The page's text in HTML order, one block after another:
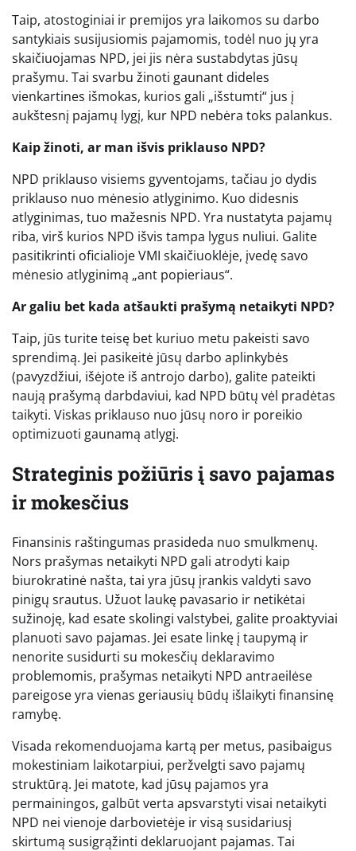
Taip, atostoginiai ir premijos yra laikomos su darbo
santykiais susijusiomis pajamomis, todėl nuo jų yra
skaičiuojamas NPD, jei jis nėra sustabdytas jūsų
prašymu. Tai svarbu žinoti gaunant dideles
vienkartines išmokas, kurios gali „išstumti“ jus į
aukštesnį pajamų lygį, kur NPD nebėra toks palankus.
Kaip žinoti, ar man išvis priklauso NPD?
NPD priklauso visiems gyventojams, tačiau jo dydis
priklauso nuo mėnesio atlyginimo. Kuo didesnis
atlyginimas, tuo mažesnis NPD. Yra nustatyta pajamų
riba, virš kurios NPD išvis tampa lygus nuliui. Galite
pasitikrinti oficialioje VMI skaičiuoklėje, įvedę savo
mėnesio atlyginimą „ant popieriaus“.
Ar galiu bet kada atšaukti prašymą netaikyti NPD?
Taip, jūs turite teisę bet kuriuo metu pakeisti savo
sprendimą. Jei pasikeitė jūsų darbo aplinkybės
(pavyzdžiui, išėjote iš antrojo darbo), galite pateikti
naują prašymą darbdaviui, kad NPD būtų vėl pradėtas
taikyti. Viskas priklauso nuo jūsų noro ir poreikio
optimizuoti gaunamą atlygį.
Strateginis požiūris į savo pajamas
ir mokesčius
Finansinis raštingumas prasideda nuo smulkmenų.
Nors prašymas netaikyti NPD gali atrodyti kaip
biurokratinė našta, tai yra jūsų įrankis valdyti savo
pinigų srautus. Užuot laukę pavasario ir netikėtai
sužinoję, kad esate skolingi valstybei, galite proaktyviai
planuoti savo pajamas. Jei esate linkę į taupymą ir
nenorite susidurti su mokesčių deklaravimo
problemomis, prašymas netaikyti NPD antraeilėse
pareigose yra vienas geriausių būdų išlaikyti finansinę
ramybę.
Visada rekomenduojama kartą per metus, pasibaigus
mokestiniam laikotarpiui, peržvelgti savo pajamų
struktūrą. Jei matote, kad jūsų pajamos yra
permainingos, galbūt verta apsvarstyti visai netaikyti
NPD nei vienoje darbovietėje ir visą susidariusį
skirtumą susigrąžinti deklaruojant pajamas. Tai